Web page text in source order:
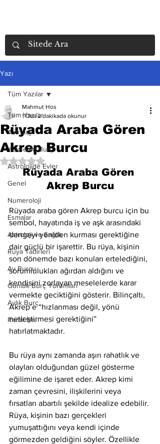
Yazı
Tüm Yazılar
Astroloji
Yükselen Burç
Astrolojide Evler
Genel
Numeroloji
Esmalar
Astroloji ve Sağlık
Rüya Tabirleri
Ay Burcu
Günlük Burç Yorumları
Aylık Burç
Remil İlmi
Tüm Yazılar
Rüyada Araba Gören
Akrep Burcu
Mahmut Hos
1 Oca 2 dakikada okunur
5 üzerinden NaN yıldız
Rüyada Araba Gören
Akrep Burcu
Rüyada araba gören Akrep burcu için bu
sembol, hayatında iş ve aşk arasındaki
dengeyi yeniden kurması gerektiğine
dair güçlü bir işarettir. Bu rüya, kişinin
son dönemde bazı konuları ertelediğini,
sorumlulukları ağırdan aldığını ve
kendisini zorlayan meselelerde karar
vermekte geciktiğini gösterir. Bilinçaltı,
Akrep’e “hızlanması değil, yönü
netleştirmesi gerektiğini”
hatırlatmaktadır.
Bu rüya aynı zamanda aşırı rahatlık ve
olayları olduğundan güzel gösterme
eğilimine de işaret eder. Akrep kimi
zaman çevresini, ilişkilerini veya
fırsatları abartılı şekilde idealize edebilir.
Rüya, kişinin bazı gerçekleri
yumuşattığını veya kendi içinde
görmezden geldiğini söyler. Özellikle